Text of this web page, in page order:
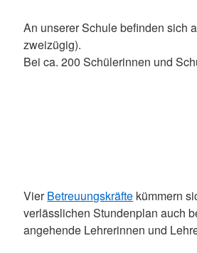
An unserer Schule befinden sich
zweizügig).
Bei ca. 200 Schülerinnen und
VierBetreuungskräfte kümmern
verlässlichen Stundenplan auch
angehende Lehrerinnen und